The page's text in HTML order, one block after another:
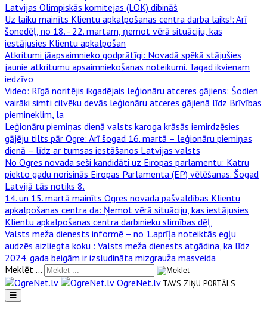
Latvijas Olimpiskās komitejas (LOK) dibināš
Uz laiku mainīts Klientu apkalpošanas centra darba laiks!: Arī
šonedēļ, no 18. - 22. martam, ņemot vērā situāciju, kas
iestājusies Klientu apkalpošan
Atkritumi jāapsaimnieko godprātīgi: Novadā spēkā stājušies
jaunie atkritumu apsaimniekošanas noteikumi. Tagad ikvienam
iedzīvo
Video: Rīgā noritējis ikgadējais leģionāru atceres gājiens: Šodien
vairāki simti cilvēku devās leģionāru atceres gājienā līdz Brīvības
piemineklim, la
Leģionāru piemiņas dienā valsts karoga krāsās iemirdzēsies
gājēju tilts pār Ogre: Arī šogad 16. martā – leģionāru piemiņas
dienā – līdz ar tumsas iestāšanos Latvijas valsts
No Ogres novada seši kandidāti uz Eiropas parlamentu: Katru
piekto gadu norisinās Eiropas Parlamenta (EP) vēlēšanas. Šogad
Latvijā tās notiks 8.
14. un 15. martā mainīts Ogres novada pašvaldības Klientu
apkalpošanas centra da: Ņemot vērā situāciju, kas iestājusies
Klientu apkalpošanas centra darbinieku slimības dēļ,
Valsts meža dienests informē – no 1.aprīļa noteiktās egļu
audzēs aizliegta koku : Valsts meža dienests atgādina, ka līdz
2024. gada beigām ir izsludināta mizgrauža masveida
Meklēt ...
OgreNet.lv TAVS ZIŅU PORTĀLS